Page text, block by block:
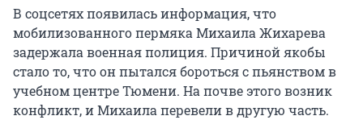
В соцсетях появилась информация, что
мобилизованного пермяка Михаила Жихарева
задержала военная полиция. Причиной якобы
стало то, что он пытался бороться с пьянством в
учебном центре Тюмени. На почве этого возник
конфликт, и Михаила перевели в другую часть.